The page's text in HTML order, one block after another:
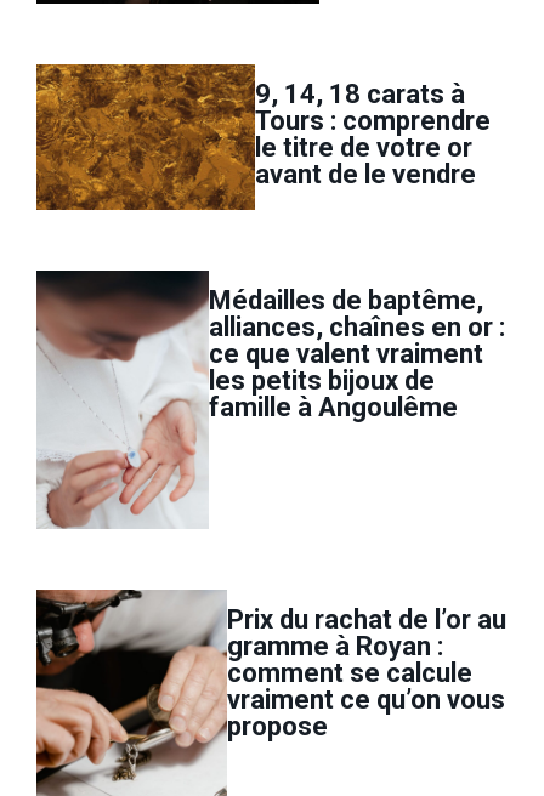
9, 14, 18 carats à
Tours : comprendre
le titre de votre or
avant de le vendre
Médailles de baptême,
alliances, chaînes en or :
ce que valent vraiment
les petits bijoux de
famille à Angoulême
Prix du rachat de l’or au
gramme à Royan :
comment se calcule
vraiment ce qu’on vous
propose